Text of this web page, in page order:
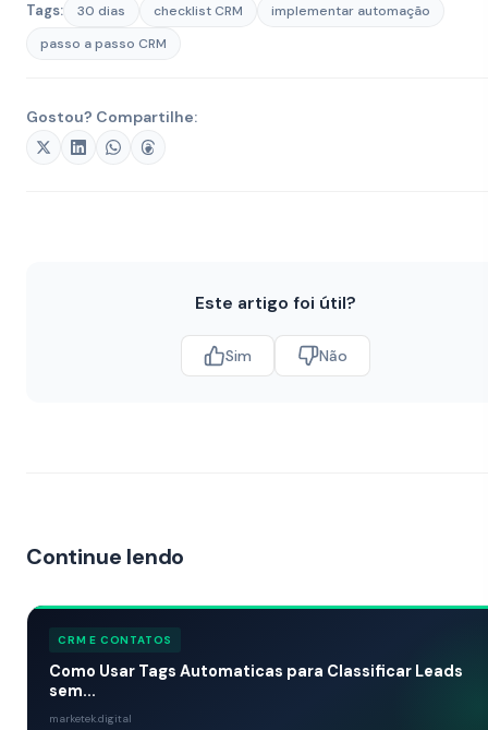
Tags: 30 dias checklist CRM
implementar automação
passo a passo CRM
Gostou? Compartilhe:
Este artigo foi útil?
Sim Não
Continue lendo
CRM E CONTATOS
Como Usar Tags Automaticas para Classificar Leads
sem...
marketek.digital